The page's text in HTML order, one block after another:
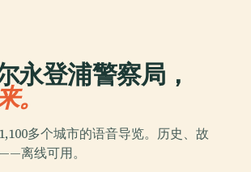
永登浦警察局，
。
多个城市的语音导览。历史、故
离线可用。